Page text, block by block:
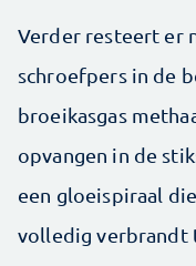
Verder resteert er
schroefpers in de
broeikasgas
opvangen in de
een gloeispiraal
volledig verbrandt